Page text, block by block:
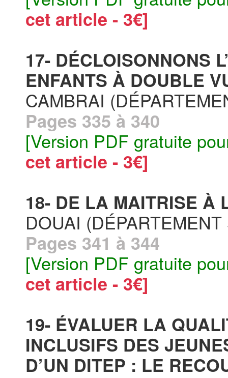
cet article - 3€]
17- DÉCLOISONNONS
ENFANTS À DOUBLE
CAMBRAI
Pages 335 à 340
[Version PDF gratuite
cet article - 3€]
18- DE LA MAITRISE À
DOUAI (DÉPARTEMENT
Pages 341 à 344
[Version PDF gratuite
cet article - 3€]
19- ÉVALUER LA
INCLUSIFS DES
D’UN DITEP : LE